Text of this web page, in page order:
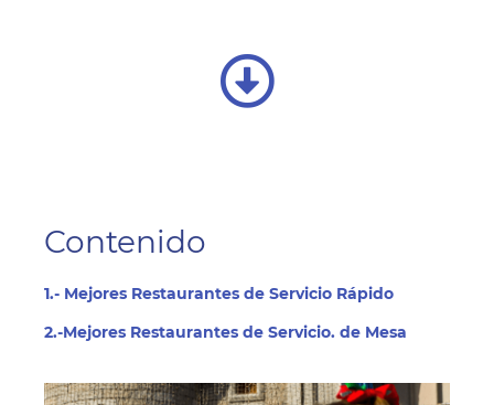
Contenido
1.- Mejores Restaurantes de Servicio Rápido
2.-Mejores Restaurantes de Servicio. de Mesa